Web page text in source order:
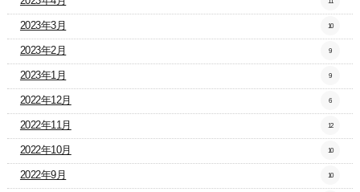
2023年3月 10
2023年2月 9
2023年1月 9
2022年12月 6
2022年11月 12
2022年10月 10
2022年9月 10